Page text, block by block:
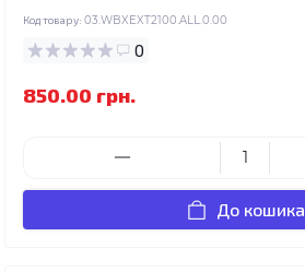
Код товару: 03.WBXEXT2100.ALL.0.00
0
850.00 грн.
До кошика